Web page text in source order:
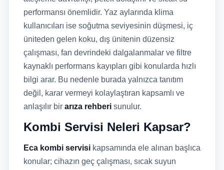
performansı önemlidir. Yaz aylarında klima
kullanıcıları ise soğutma seviyesinin düşmesi, iç
üniteden gelen koku, dış ünitenin düzensiz
çalışması, fan devrindeki dalgalanmalar ve filtre
kaynaklı performans kayıpları gibi konularda hızlı
bilgi arar. Bu nedenle burada yalnızca tanıtım
değil, karar vermeyi kolaylaştıran kapsamlı ve
anlaşılır bir arıza rehberi sunulur.
Kombi Servisi Neleri Kapsar?
Eca kombi servisi kapsamında ele alınan başlıca
konular; cihazın geç çalışması, sıcak suyun